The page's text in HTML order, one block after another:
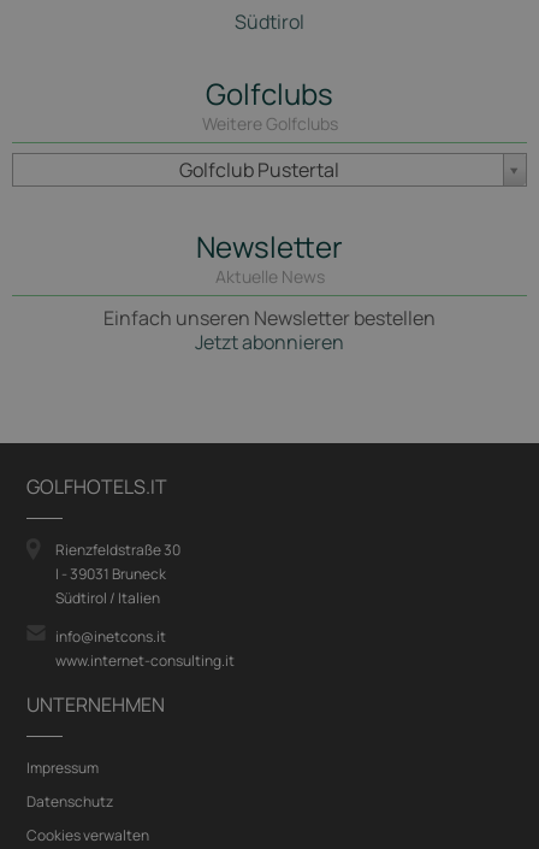
Südtirol
Golfclubs
Weitere Golfclubs
Golfclub Pustertal
Newsletter
Aktuelle News
Einfach unseren Newsletter bestellen
Jetzt abonnieren
GOLFHOTELS.IT
Rienzfeldstraße 30
I - 39031 Bruneck
Südtirol / Italien
info@inetcons.it
www.internet-consulting.it
UNTERNEHMEN
Impressum
Datenschutz
Cookies verwalten